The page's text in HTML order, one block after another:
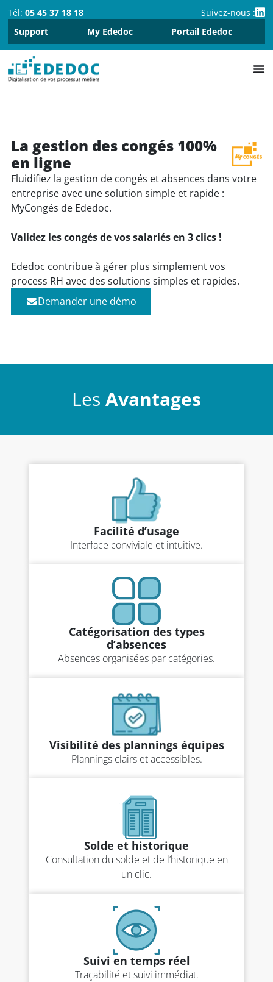
Tél: 05 45 37 18 18
Suivez-nous :
Support
My Ededoc Portail Ededoc
La gestion des congés 100%
en ligne
Fluidifiez la gestion de congés et absences dans votre
entreprise avec une solution simple et rapide :
MyCongés de Ededoc.
Validez les congés de vos salariés en 3 clics !
Ededoc contribue à gérer plus simplement vos
process RH avec des solutions simples et rapides.
Demander une démo
Les Avantages
Facilité d’usage
Interface conviviale et intuitive.
Catégorisation des types
d’absences
Absences organisées par catégories.
Visibilité des plannings équipes
Plannings clairs et accessibles.
Solde et historique
Consultation du solde et de l’historique en
un clic.
Suivi en temps réel
Traçabilité et suivi immédiat.